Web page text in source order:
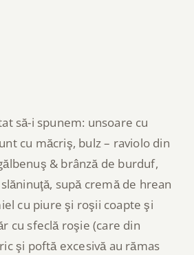
să-i spunem: unsoare cu
cu măcriş, bulz – raviolo din
& brânză de burduf,
supă cremă de hrean
cu piure şi roşii coapte şi
cu sfeclă roşie (care din
şi poftă excesivă au rămas